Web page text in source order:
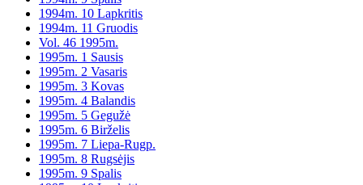
1994m. 10 Lapkritis
1994m. 11 Gruodis
Vol. 46 1995m.
1995m. 1 Sausis
1995m. 2 Vasaris
1995m. 3 Kovas
1995m. 4 Balandis
1995m. 5 Gegužė
1995m. 6 Birželis
1995m. 7 Liepa-Rugp.
1995m. 8 Rugsėjis
1995m. 9 Spalis